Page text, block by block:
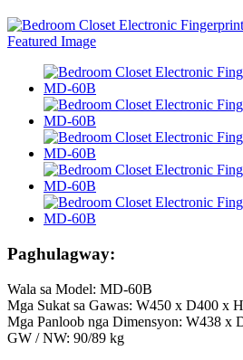
Paghulagway:
Wala sa Model: MD-60B
Mga Sukat sa Gawas: W450 x D400 x
Mga Panloob nga Dimensyon: W438 x
GW / NW: 90/89 kg